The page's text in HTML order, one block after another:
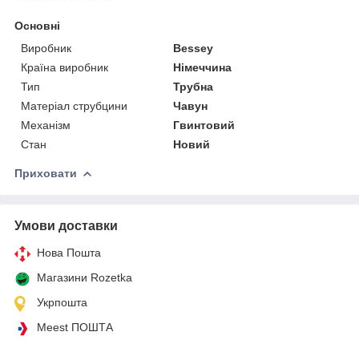
Основні
Виробник
Bessey
Країна виробник
Німеччина
Тип
Трубна
Матеріал струбцини
Чавун
Механізм
Гвинтовий
Стан
Новий
Приховати
Умови доставки
Нова Пошта
Магазини Rozetka
Укрпошта
Meest ПОШТА